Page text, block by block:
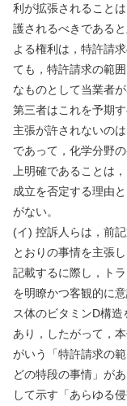
利が拡張されること
護されるべきである
よる権利は，特許請
ても，特許請求の範
なものとして当業者
第三者はこれを予期
主張が許されないの
であって，化学分野
上明確であることは
成立を否定する理由
がない。
(イ) 控訴人らは，前
とおりの事情を主張
記載するに際し，ト
を明瞭かつ客観的に
ス体のビタミンD構造
あり，したがって，
がいう「特許請求の
どの特段の事情」が
して示す「あらゆる